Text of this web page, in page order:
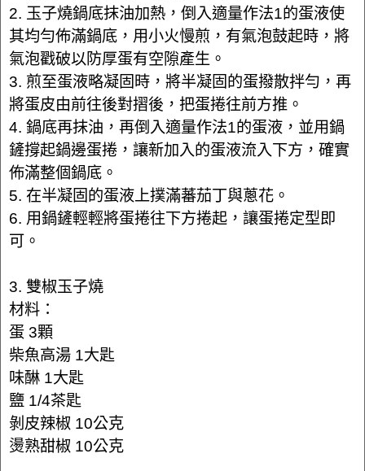
2. 玉子燒鍋底抹油加熱，倒入適量作法1的蛋液使
其均勻佈滿鍋底，用小火慢煎，有氣泡鼓起時，將
氣泡戳破以防厚蛋有空隙產生。
3. 煎至蛋液略凝固時，將半凝固的蛋撥散拌勻，再
將蛋皮由前往後對摺後，把蛋捲往前方推。
4. 鍋底再抹油，再倒入適量作法1的蛋液，並用鍋
鏟撐起鍋邊蛋捲，讓新加入的蛋液流入下方，確實
佈滿整個鍋底。
5. 在半凝固的蛋液上撲滿蕃茄丁與蔥花。
6. 用鍋鏟輕輕將蛋捲往下方捲起，讓蛋捲定型即
可。
3. 雙椒玉子燒
材料：
蛋 3顆
柴魚高湯 1大匙
味醂 1大匙
鹽 1/4茶匙
剝皮辣椒 10公克
燙熟甜椒 10公克